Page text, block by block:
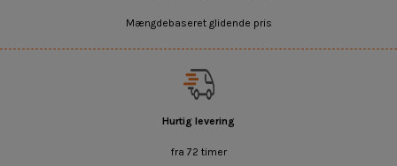
Mængdebaseret glidende pris
Hurtig levering
fra 72 timer